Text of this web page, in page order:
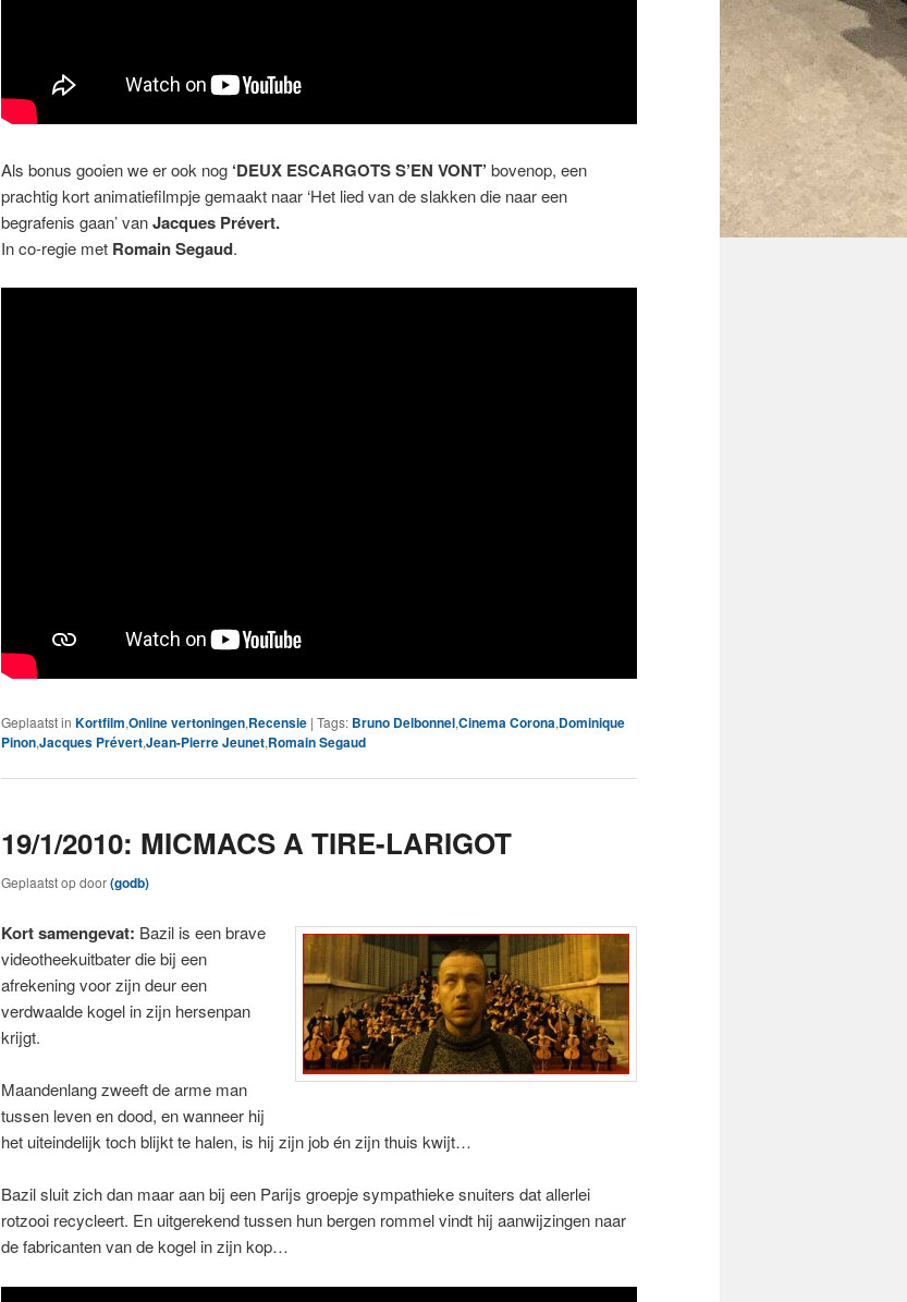
Als bonus gooien we er ook nog ‘DEUX ESCARGOTS S’EN VONT’ bovenop, een
prachtig kort animatiefilmpje gemaakt naar ‘Het lied van de slakken die naar een
begrafenis gaan’ vanJacques Prévert.
In co-regie met Romain Segaud.
Geplaatst in Kortfilm,Online vertoningen,Recensie | Tags: Bruno Delbonnel,Cinema Corona,Dominique
Pinon,Jacques Prévert,Jean-Pierre Jeunet,Romain Segaud
19/1/2010: MICMACS A TIRE-LARIGOT
Geplaatst opdoor(godb)
Kort samengevat: Bazil is een brave
videotheekuitbater die bij een
afrekening voor zijn deur een
verdwaalde kogel in zijn hersenpan
krijgt.
Maandenlang zweeft de arme man
tussen leven en dood, en wanneer hij
het uiteindelijk toch blijkt te halen, is hij zijn job én zijn thuis kwijt…
Bazil sluit zich dan maar aan bij een Parijs groepje sympathieke snuiters dat allerlei
rotzooi recycleert. En uitgerekend tussen hun bergen rommel vindt hij aanwijzingen naar
de fabricanten van de kogel in zijn kop…